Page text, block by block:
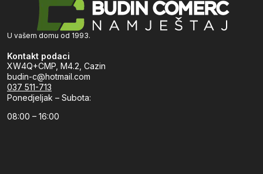
U vašem domu od 1993.
Kontakt podaci
XW4Q+CMP, M4.2, Cazin
budin-c@hotmail.com
037 511-713
Ponedjeljak – Subota:
08:00 – 16:00